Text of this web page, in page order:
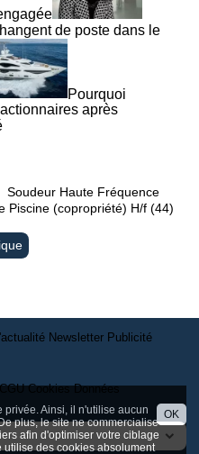
privée. Ainsi, il n'utilise aucun
plus, le site ne commercialise
afin d'optimiser votre ciblage
utilise des cookies absolument
OK
de poste dans le
Pourquoi
après
Soudeur Haute Fréquence
Piscine (copropriété) H/f (44)
Newsletter Publicité
CGU Cookies Données